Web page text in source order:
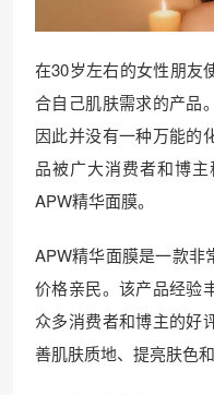
在30岁左右的女性朋友
合自己肌肤需求的产品
因此并没有一种万能的
品被广大消费者和博
APW精华面膜。
APW精华面膜是一款非
价格亲民。该产品经验
众多消费者和博主的好
善肌肤质地、提亮肤色